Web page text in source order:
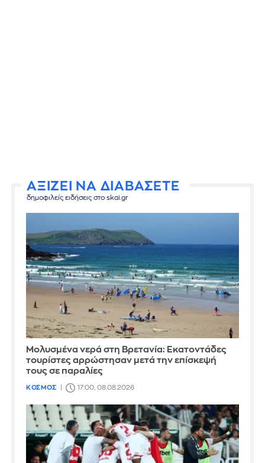
ΑΞΙΖΕΙ ΝΑ ΔΙΑΒΑΣΕΤΕ
δημοφιλείς ειδήσεις στο skai.gr
Μολυσμένα νερά στη Βρετανία: Εκατοντάδες
τουρίστες αρρώστησαν μετά την επίσκεψή
τους σε παραλίες
ΚΟΣΜΟΣ 17:00, 08.08.2026